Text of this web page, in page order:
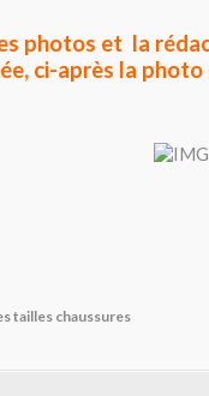
photos et la
ci-après la
tailles chaussures